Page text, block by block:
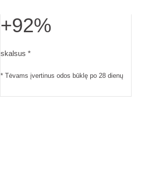
+92%
skalsus *
* Tėvams įvertinus odos būklę po 28 dienų